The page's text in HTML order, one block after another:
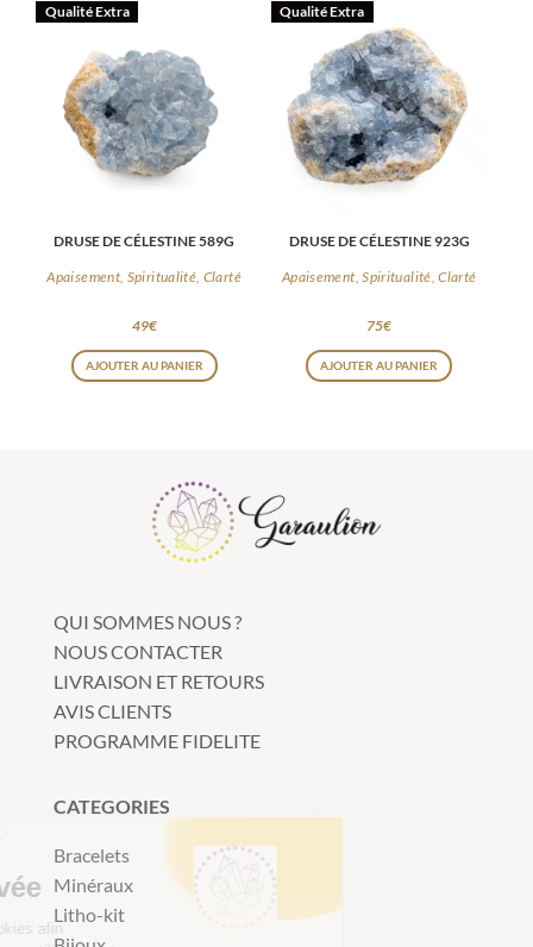
Qualité Extra
DRUSE DE CÉLESTINE 589G
Apaisement, Spiritualité, Clarté
49€
AJOUTER AU PANIER
Qualité Extra
DRUSE DE CÉLESTINE 923G
Apaisement, Spiritualité, Clarté
75€
AJOUTER AU PANIER
QUI SOMMES NOUS ?
NOUS CONTACTER
LIVRAISON ET RETOURS
AVIS CLIENTS
PROGRAMME FIDELITE
CATEGORIES
Bracelets
Minéraux
Litho-kit
Nous respectons
votre vie privée
Notre site utilise des cookies afin